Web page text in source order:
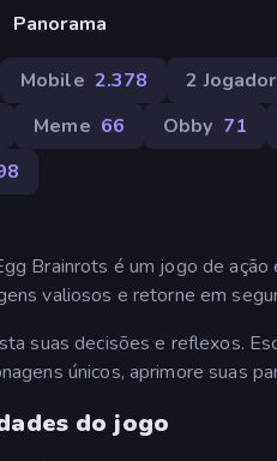
Panorama
Mobile 2.378 2
Meme 66 Obby 71
Brainrots é um jogo de
valiosos e retorne em
suas decisões e reflexos.
únicos, aprimore suas
do jogo